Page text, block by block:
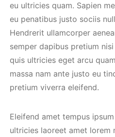
eu ultricies quam. Sapien
eu penatibus justo sociis
Hendrerit ullamcorper
semper dapibus pretium
quis ultricies eget arcu
massa nam ante justo eu
pretium viverra eleifend.
Eleifend amet tempus
ultricies laoreet amet lorem